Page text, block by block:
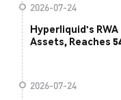
2026-07-24
Hyperliquid's
Assets, Reaches
2026-07-24